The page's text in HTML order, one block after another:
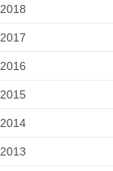
2018
2017
2016
2015
2014
2013